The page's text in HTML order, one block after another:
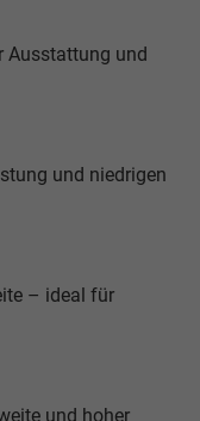
Ausstattung und
und niedrigen
– ideal für
und hoher